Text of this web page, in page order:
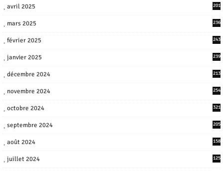
avril 2025 201
mars 2025 236
février 2025 243
janvier 2025 239
décembre 2024 213
novembre 2024 254
octobre 2024 321
septembre 2024 205
août 2024 158
juillet 2024 125